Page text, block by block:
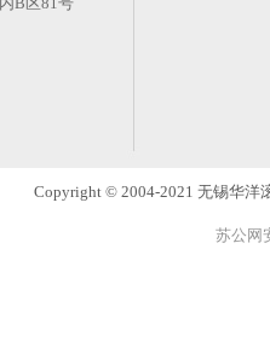
Copyright © 2004-2021 无锡华洋
苏公网